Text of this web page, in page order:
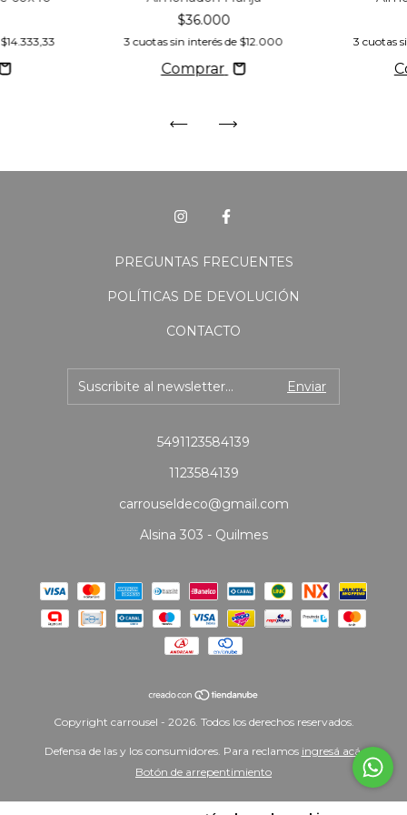
$14.333,33
$36.000
3 cuotas sin interés de $12.000
Comprar
3 cuotas
PREGUNTAS FRECUENTES
POLÍTICAS DE DEVOLUCIÓN
CONTACTO
5491123584139
1123584139
carrouseldeco@gmail.com
Alsina 303 - Quilmes
Copyright carrousel - 2026. Todos los derechos reservados.
Defensa de las y los consumidores. Para reclamos ingresá acá.
Botón de arrepentimiento